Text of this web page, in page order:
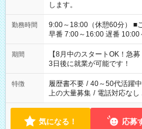
します。
勤務時間
9:00～18:00（休憩60分） ■ご希望があれば下記シフトもOK！
早番 7:00～16:00 遅番 10:00～
と休みを合わせたい」 「余
「できれば残業はしたくな
ね。 ※Wワーク希望の方へ 今ご覧のお仕事で希望する勤務時間
と、もう1つのお仕事の勤務
合は応募できません。
期間
【8月中のスタートOK！急
3日後に就業が可能です！
特徴 履歴書不要 / 40～50代活躍中
上の大量募集 / 電話対応なし
気になる！ 応募